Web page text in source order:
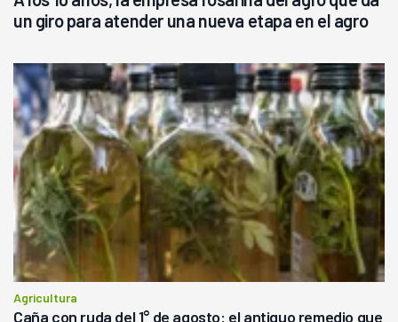
un giro para atender una nueva etapa en el agro
Agricultura
Caña con ruda del 1° de agosto: el antiguo remedio que